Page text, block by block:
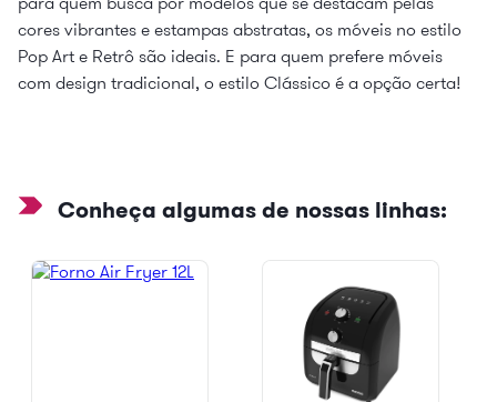
cores vibrantes e estampas abstratas, os móveis no estilo
Pop Art e Retrô são ideais. E para quem prefere móveis
com design tradicional, o estilo Clássico é a opção certa!
Conheça algumas de nossas linhas: